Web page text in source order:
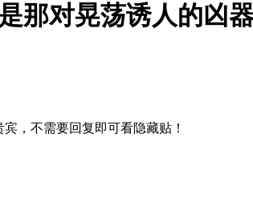
那对晃荡诱人的凶
，不需要回复即可看隐藏贴！